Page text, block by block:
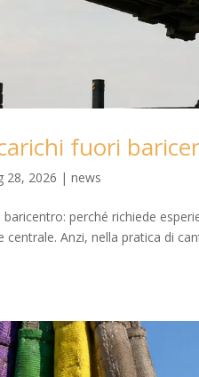
fuori
28, 2026 |news
perché richiede
Anzi, nella pratica di